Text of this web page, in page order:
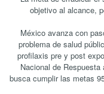
objetivo al alcance,
México avanza con
problema de salud
profilaxis pre y post
Nacional de
busca cumplir las metas